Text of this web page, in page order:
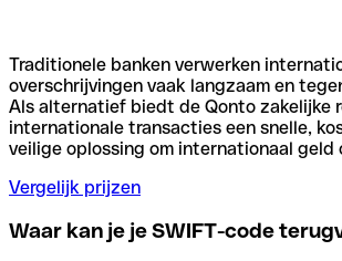
Traditionele banken verwerken
overschrijvingen vaak langzaam en
Als alternatief biedt de Qonto zakelijke
internationale transacties een snelle,
veilige oplossing om internationaal geld
Vergelijk prijzen
Waar kan je je SWIFT-code